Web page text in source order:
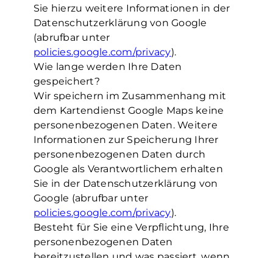
Sie hierzu weitere Informationen in der
Datenschutzerklärung von Google
(abrufbar unter
policies.google.com/privacy).
Wie lange werden Ihre Daten
gespeichert?
Wir speichern im Zusammenhang mit
dem Kartendienst Google Maps keine
personenbezogenen Daten. Weitere
Informationen zur Speicherung Ihrer
personenbezogenen Daten durch
Google als Verantwortlichem erhalten
Sie in der Datenschutzerklärung von
Google (abrufbar unter
policies.google.com/privacy).
Besteht für Sie eine Verpflichtung, Ihre
personenbezogenen Daten